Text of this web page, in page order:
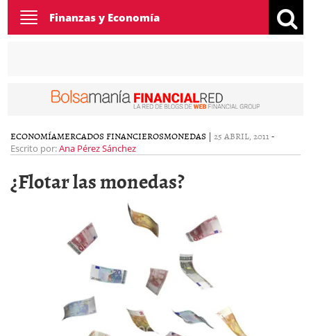
Toggle
navigation
Finanzas y Economía
ECONOMÍAMERCADOS FINANCIEROSMONEDAS | 25 ABRIL, 2011 -
Escrito por:Ana Pérez Sánchez
¿Flotar las monedas?